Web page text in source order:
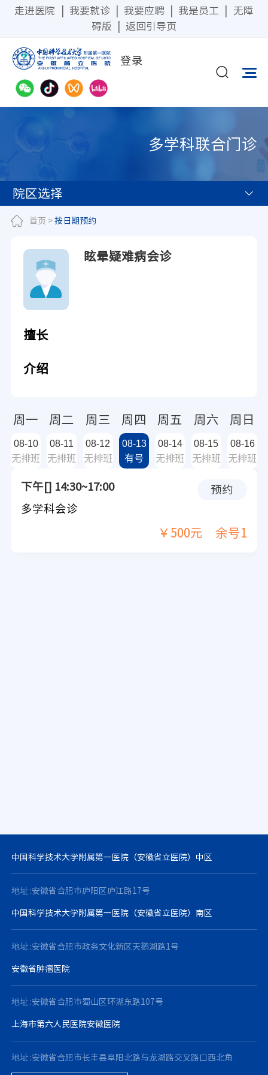
走进医院 我要就诊 我要应聘 我是员工
无障
碍版
返回引导页
登录
多学科联合门诊
院区选择
首页 >按日期预约
眩晕疑难病会诊
擅长
介绍
周一 周二 周三 周四 周五 周六 周日
08-10
无排班
08-11
无排班
08-12
无排班
08-13
有号
08-14
无排班
08-15
无排班
08-16
无排班
下午[] 14:30~17:00
多学科会诊
￥500元 余号1
预约
中国科学技术大学附属第一医院（安徽省立医院）中区
地址 :安徽省合肥市庐阳区庐江路17号
中国科学技术大学附属第一医院（安徽省立医院）南区
地址 :安徽省合肥市政务文化新区天鹅湖路1号
安徽省肿瘤医院
地址 :安徽省合肥市蜀山区环湖东路107号
上海市第六人民医院安徽医院
地址 :安徽省合肥市长丰县阜阳北路与龙湖路交叉路口西北角